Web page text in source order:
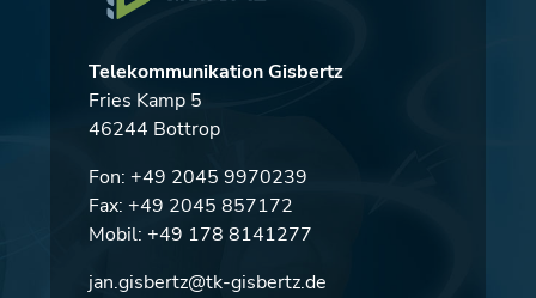
Telekommunikation Gisbertz
Fries Kamp 5
46244 Bottrop
Fon: +49 2045 9970239
Fax: +49 2045 857172
Mobil: +49 178 8141277
jan.gisbertz@tk-gisbertz.de